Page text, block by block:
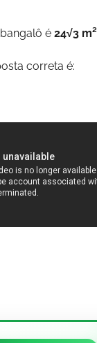
é 24√3 m²
correta é: